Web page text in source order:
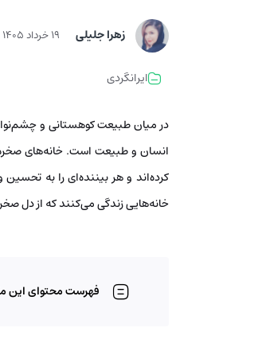
زهرا جلیلی ۱۹ خرداد ۱۴۰۵
ایرانگردی
در میان طبیعت کوهستانی و چشم‌نواز
انسان و طبیعت است. خانه‌های
کرده‌اند و هر بیننده‌ای را به
خانه‌هایی زندگی می‌کنند که از دل
فهرست محتوای این